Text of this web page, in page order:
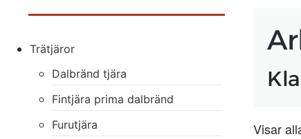
Trätjäror
Dalbränd tjära
Fintjära prima dalbränd
Furutjära
Visar